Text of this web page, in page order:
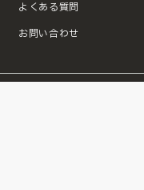
よくある質問
お問い合わせ